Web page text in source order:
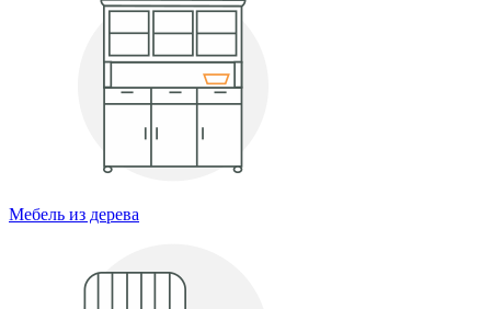
Мебель из дерева